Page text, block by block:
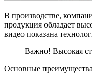
В производстве,
продукция обладает
видео показана
Важно! Высокая
Основные